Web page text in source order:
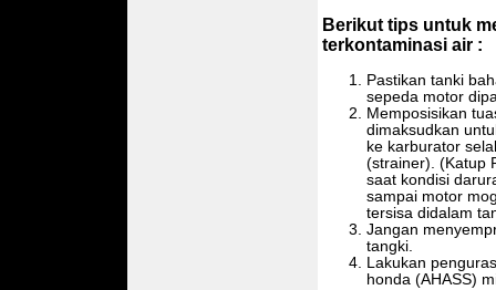
Berikut tips untuk
terkontaminasi air :
Pastikan tanki
sepeda motor
Memposisikan
dimaksudkan
ke karburator
(strainer). (Katup
saat kondisi
sampai motor
tersisa didalam
Jangan
tangki.
Lakukan
honda (AHASS)